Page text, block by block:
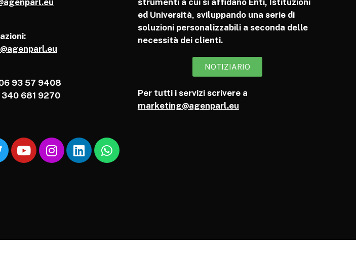
93 57 9408
340 681 9270
strumenti a cui si affidano Enti, Istituzioni
ed Università, sviluppando una serie di
soluzioni personalizzabili a seconda delle
necessità dei clienti.
NOTIZIARIO
Per tutti i servizi scrivere a
marketing@agenparl.eu